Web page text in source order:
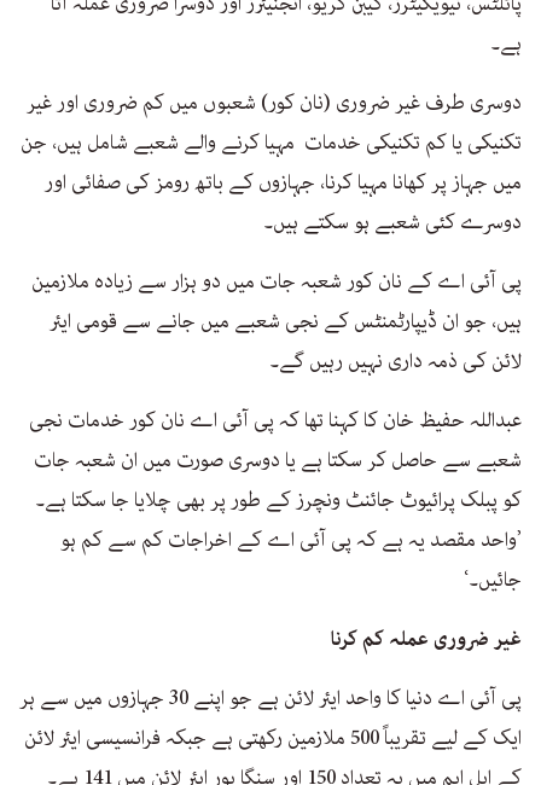
ہے۔
دوسری طرف غیر ضروری (نان کور) شعبوں میں کم ضروری اور غیر
تکنیکی یا کم تکنیکی خدمات مہیا کرنے والے شعبے شامل ہیں، جن
میں جہاز پر کھانا مہیا کرنا، جہازوں کے باتھ رومز کی صفائی اور
دوسرے کئی شعبے ہو سکتے ہیں۔
پی آئی اے کے نان کور شعبہ جات میں دو ہزار سے زیادہ ملازمین
ہیں، جو ان ڈیپارٹمنٹس کے نجی شعبے میں جانے سے قومی ایئر
لائن کی ذمہ داری نہیں رہیں گے۔
عبداللہ حفیظ خان کا کہنا تھا کہ پی آئی اے نان کور خدمات نجی
شعبے سے حاصل کر سکتا ہے یا دوسری صورت میں ان شعبہ جات
کو پبلک پرائیوٹ جائنٹ ونچرز کے طور پر بھی چلایا جا سکتا ہے۔
’واحد مقصد یہ ہے کہ پی آئی اے کے اخراجات کم سے کم ہو
جائیں۔‘
غیر ضروری عملہ کم کرنا
پی آئی اے دنیا کا واحد ایئر لائن ہے جو اپنے 30 جہازوں میں سے ہر
ایک کے لیے تقریباً 500 ملازمین رکھتی ہے جبکہ فرانسیسی ایئر لائن
کے ایل ایم میں یہ تعداد 150 اور سنگا پور ایئر لائن میں 141 ہے۔